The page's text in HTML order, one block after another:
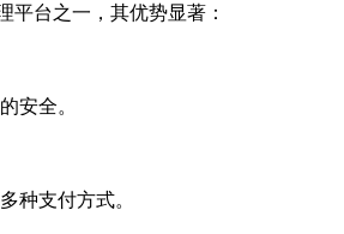
台之一，其优势显著：
安全。
支付方式。